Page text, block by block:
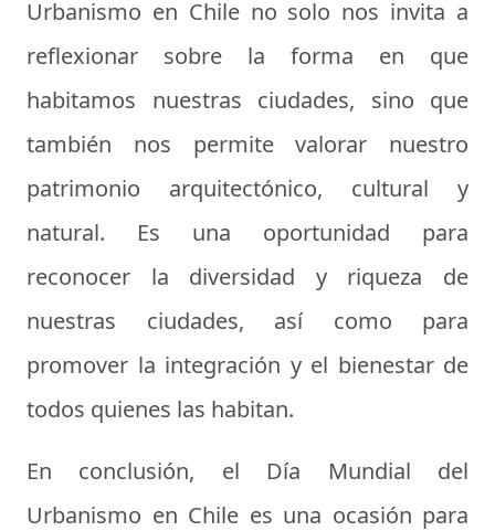
Urbanismo en Chile no solo nos invita a
reflexionar sobre la forma en que
habitamos nuestras ciudades, sino que
también nos permite valorar nuestro
patrimonio arquitectónico, cultural y
natural. Es una oportunidad para
reconocer la diversidad y riqueza de
nuestras ciudades, así como para
promover la integración y el bienestar de
todos quienes las habitan.
En conclusión, el Día Mundial del
Urbanismo en Chile es una ocasión para